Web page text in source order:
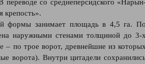
переводе со среднеперсидского
крепость».
формы занимает площадь в 4,5 га.
наружными стенами толщиной до 3-
– по трое ворот, древнейшие из
ворота). Внутри цитадели